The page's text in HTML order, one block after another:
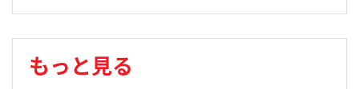
もっと見る